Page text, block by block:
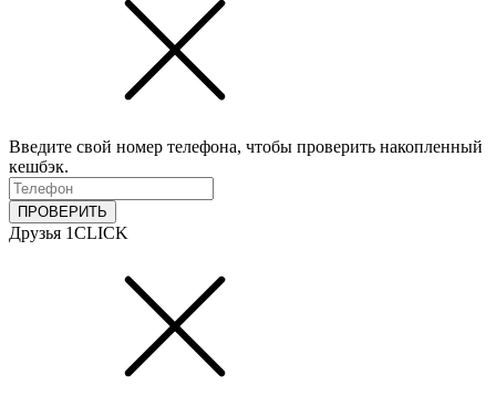
Введите свой номер телефона, чтобы проверить накопленный
кешбэк.
ПРОВЕРИТЬ
Друзья 1CLICK